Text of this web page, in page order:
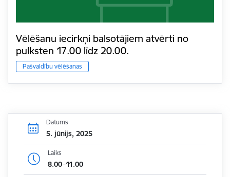
Vēlēšanu iecirkņi balsotājiem atvērti no
pulksten 17.00 līdz 20.00.
Pašvaldību vēlēšanas
Datums
5. jūnijs, 2025
Laiks
8.00–11.00